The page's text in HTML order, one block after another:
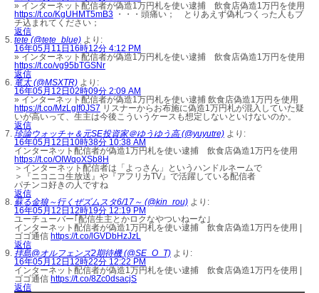
» インターネット配信者が偽造1万円札を使い逮捕 飲食店偽造1万円を使用
https://t.co/KgUHMT5mB3 ・・・頭痛い； とりあえず偽札つくった人もブ
チ込まれてください；
返信
tete (@tete_blue) より:
16年05月11日16時12分 4:12 PM
» インターネット配信者が偽造1万円札を使い逮捕 飲食店偽造1万円を使用
https://t.co/vg95bTGSNr
返信
竜太 (@MSXTR) より:
16年05月12日02時09分 2:09 AM
» インターネット配信者が偽造1万円札を使い逮捕 飲食店偽造1万円を使用
https://t.co/MzLgIf0JS7 リスナーからお布施に偽造1万円札が混入していた疑
いが高いって、生主は今後こういうケースも想定しないといけないのか。
返信
珍論ウォッチャ＆元SE投資家＠ゆうゆう高 (@yuyutre) より:
16年05月12日10時38分 10:38 AM
インターネット配信者が偽造1万円札を使い逮捕 飲食店偽造1万円を使用
https://t.co/OIWqoXSb8H
＞インターネット配信者は「よっさん」というハンドルネームで
＞『ニコニコ生放送』や『アフリカTV』で活躍している配信者
パチンコ好きの人ですね
返信
蘇る金狼～行くぜズムスタ6/17～ (@kin_rou) より:
16年05月12日12時19分 12:19 PM
ユーチューバー｢配信生主とかロクなやついねーな｣
インターネット配信者が偽造1万円札を使い逮捕 飲食店偽造1万円を使用 |
ゴゴ通信 https://t.co/lGVDbHzJzL
返信
拝島@オルフェンズ2期待機 (@SE_O_T) より:
16年05月12日12時22分 12:22 PM
インターネット配信者が偽造1万円札を使い逮捕 飲食店偽造1万円を使用 |
ゴゴ通信 https://t.co/8Zc0dsacjS
返信